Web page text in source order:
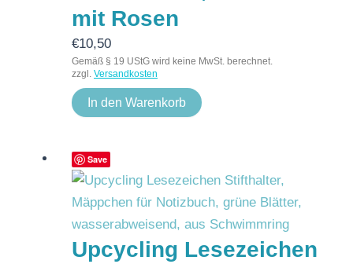
mit Rosen
€10,50
Gemäß § 19 UStG wird keine MwSt. berechnet.
zzgl. Versandkosten
In den Warenkorb
Save
Upcycling Lesezeichen